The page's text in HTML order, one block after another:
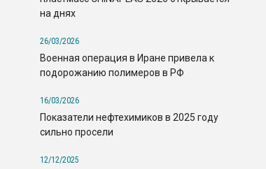
на днях
26/03/2026
Военная операция в Иране привела к
подорожанию полимеров в РФ
16/03/2026
Показатели нефтехимиков в 2025 году
сильно просели
12/12/2025